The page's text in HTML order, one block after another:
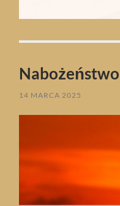
14 MARCA 2025